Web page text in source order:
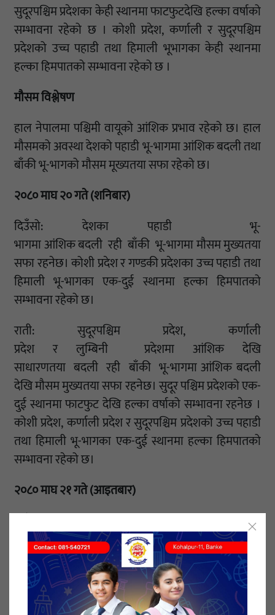
सुदूरपश्चिम प्रदेशका केही स्थानमा फाटफुटदेखि हल्का वर्षाको
सम्भावना रहेको छ । कोशी प्रदेश, कर्णाली र सुदूरपश्चिम
प्रदेशको उच्च पहाडी तथा हिमाली भूभागका केही स्थानमा
हल्का हिमपातको सम्भावना रहेको छ ।
मौसम विश्लेषण
हाल नेपालमा पश्चिमी वायूको आंशिक प्रभाव रहेको छ। हाल
मौसमको अवस्था देशको पहाडी भू-भागमा आंशिक बदली तथा
बाँकी भू-भागको मौसम मूख्यतया सफा रहेको छ।
२०८० माघ २० गते (शनिबार)
दिउँसो: देशका पहाडी भू-
भागमा आंशिक बदली रही बाँकी भू-भागमा मौसम मुख्यतया
सफा रहनेछ। कोशी प्रदेश र गण्डकी प्रदेशका उच्च पहाडी तथा
हिमाली भू-भागका एक-दुई स्थानमा हल्का हिमपातको
सम्भावना रहेको छ।
राती: सुदूरपश्चिम प्रदेश, कर्णाली
प्रदेश र लुम्बिनी प्रदेशमा आंशिक देखि
साधारणतया बदली रही बाँकी भू-भागमा आंशिक बदली
देखि मौसम मुख्यतया सफा रहनेछ। सुदूर पश्चिम प्रदेशको एक-
दुई स्थानमा फाटफुट देखि हल्का वर्षाको सम्भावना रहनेछ ।
कोशी प्रदेश, कर्णाली प्रदेश र सुदूरपश्चिम प्रदेशको उच्च पहाडी
तथा हिमाली भू-भागका एक-दुई स्थानमा हल्का हिमपातको
सम्भावना रहेको छ।
२०८० माघ २१ गते (आइतबार)
दिउँसो: देशभर साधारणतया बदली रहनेछ ।
लुम्बिनी प्रदेश, कर्णाली प्रदेश तथा सुदूरपश्चिम प्रदेशका केही
स्थानहरुमा तथा बाँकी पहाडी भू-भागको एक-दुई स्थानमा
हल्का देखि मध्यम वर्षाको सम्भावना रहेको छ।गण्डकी
प्रदेश, कर्णाली प्रदेश तथा सुदूरपश्चिम प्रदेशको उच्च पहाडी तथा